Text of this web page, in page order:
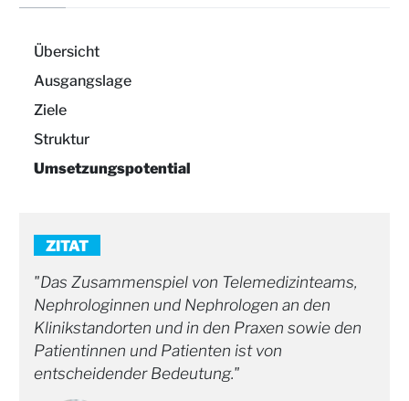
Übersicht
Ausgangslage
Ziele
Struktur
Umsetzungspotential
ZITAT
Das Zusammenspiel von Telemedizinteams,
Nephrologinnen und Nephrologen an den
Klinikstandorten und in den Praxen sowie den
Patientinnen und Patienten ist von
entscheidender Bedeutung.